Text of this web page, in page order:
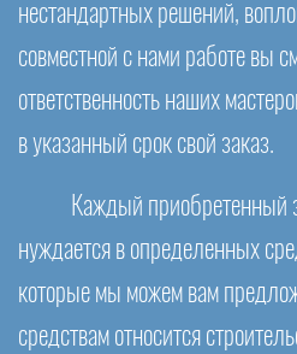
нестандартных решений,
совместной с нами работе вы
ответственность наших
в указанный срок свой заказ.
Каждый приобретенный
нуждается в определенных
которые мы можем вам
средствам относится